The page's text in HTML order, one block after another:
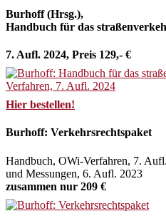
Burhoff (Hrsg.),
Handbuch für das
7. Aufl. 2024, Preis 129,- €
Hier bestellen!
Burhoff: Verkehrsrechtspaket
Handbuch, OWi-Verfahren, 7. Aufl.
und Messungen, 6. Aufl. 2023
zusammen nur 209 €